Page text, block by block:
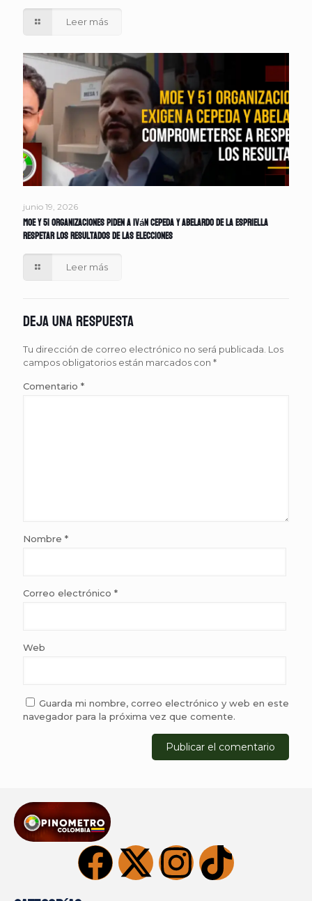
Leer más
junio 19, 2026
MOE y 51 organizaciones piden a Iván Cepeda y Abelardo de la Espriella
respetar los resultados de las elecciones
Leer más
Deja una respuesta
Tu dirección de correo electrónico no será publicada. Los
campos obligatorios están marcados con *
Comentario *
Nombre *
Correo electrónico *
Web
Guarda mi nombre, correo electrónico y web en este
navegador para la próxima vez que comente.